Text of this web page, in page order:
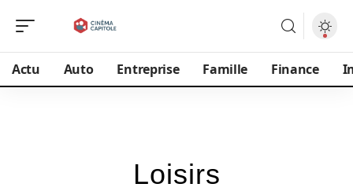
Actu Auto Entreprise Famille Finance
Loisirs